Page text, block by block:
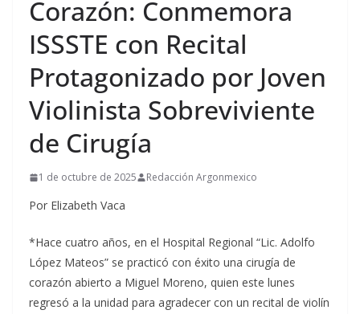
Corazón: Conmemora
ISSSTE con Recital
Protagonizado por Joven
Violinista Sobreviviente
de Cirugía
1 de octubre de 2025 Redacción Argonmexico
Por Elizabeth Vaca
*Hace cuatro años, en el Hospital Regional “Lic. Adolfo
López Mateos” se practicó con éxito una cirugía de
corazón abierto a Miguel Moreno, quien este lunes
regresó a la unidad para agradecer con un recital de violín